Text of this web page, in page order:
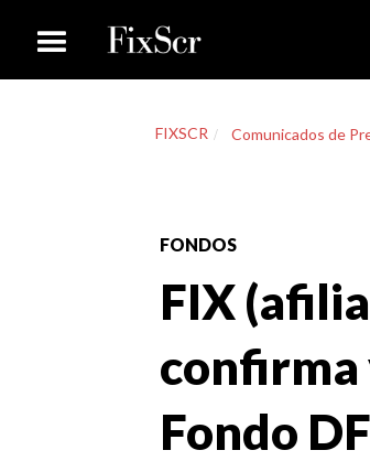
FIXSCR Comunicados de
FONDOS
FIX
confirma
Fondo